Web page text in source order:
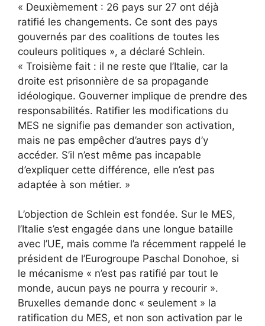
« Deuxièmement : 26 pays sur 27 ont déjà
ratifié les changements. Ce sont des pays
gouvernés par des coalitions de toutes les
couleurs politiques », a déclaré Schlein.
« Troisième fait : il ne reste que l’Italie, car la
droite est prisonnière de sa propagande
idéologique. Gouverner implique de prendre des
responsabilités. Ratifier les modifications du
MES ne signifie pas demander son activation,
mais ne pas empêcher d’autres pays d’y
accéder. S’il n’est même pas incapable
d’expliquer cette différence, elle n’est pas
adaptée à son métier. »
L’objection de Schlein est fondée. Sur le MES,
l’Italie s’est engagée dans une longue bataille
avec l’UE, mais comme l’a récemment rappelé le
président de l’Eurogroupe Paschal Donohoe, si
le mécanisme « n’est pas ratifié par tout le
monde, aucun pays ne pourra y recourir ».
Bruxelles demande donc « seulement » la
ratification du MES, et non son activation par le